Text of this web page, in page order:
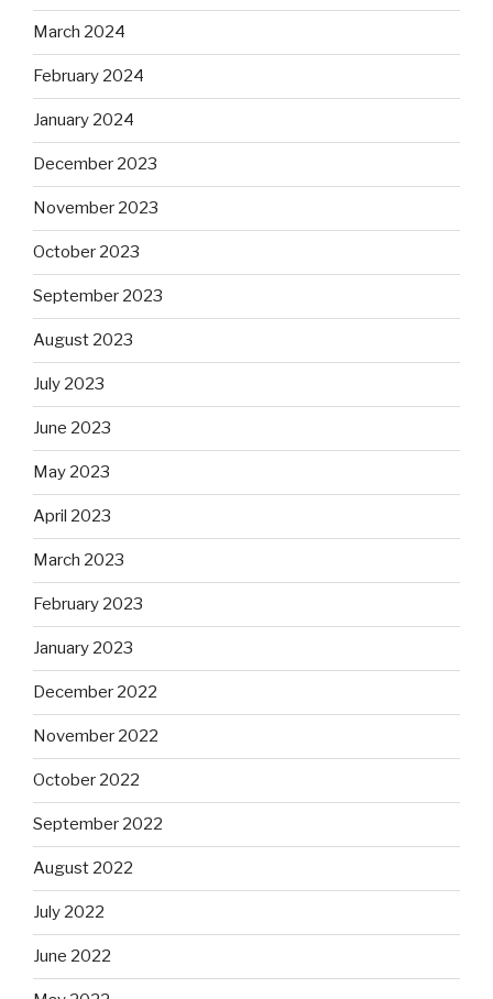
March 2024
February 2024
January 2024
December 2023
November 2023
October 2023
September 2023
August 2023
July 2023
June 2023
May 2023
April 2023
March 2023
February 2023
January 2023
December 2022
November 2022
October 2022
September 2022
August 2022
July 2022
June 2022